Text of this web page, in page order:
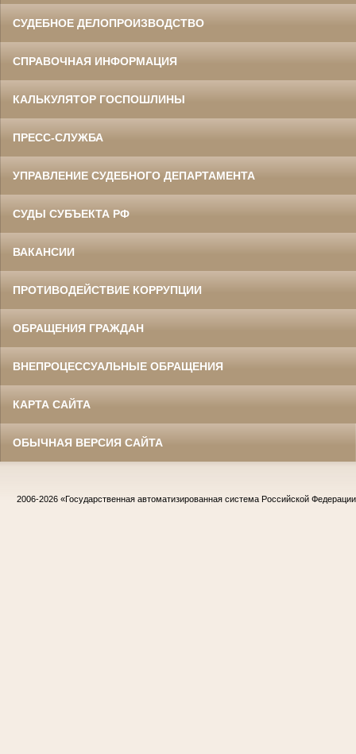
СУДЕБНОЕ ДЕЛОПРОИЗВОДСТВО
СПРАВОЧНАЯ ИНФОРМАЦИЯ
КАЛЬКУЛЯТОР ГОСПОШЛИНЫ
ПРЕСС-СЛУЖБА
УПРАВЛЕНИЕ СУДЕБНОГО ДЕПАРТАМЕНТА
СУДЫ СУБЪЕКТА РФ
ВАКАНСИИ
ПРОТИВОДЕЙСТВИЕ КОРРУПЦИИ
ОБРАЩЕНИЯ ГРАЖДАН
ВНЕПРОЦЕССУАЛЬНЫЕ ОБРАЩЕНИЯ
КАРТА САЙТА
ОБЫЧНАЯ ВЕРСИЯ САЙТА
2006-2026 «Государственная автоматизированная система Российской